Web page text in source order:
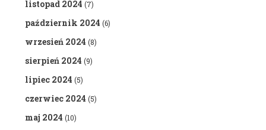
listopad 2024 (7)
październik 2024 (6)
wrzesień 2024 (8)
sierpień 2024 (9)
lipiec 2024 (5)
czerwiec 2024 (5)
maj 2024 (10)